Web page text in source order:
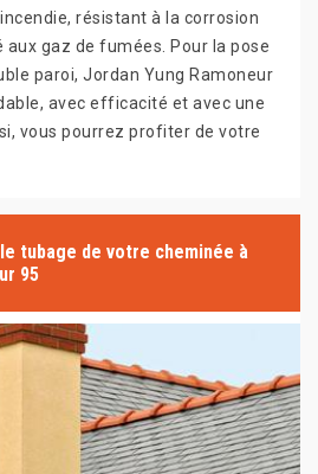
résistant à la corrosion
aux gaz de fumées. Pour la pose
paroi, Jordan Yung Ramoneur
avec efficacité et avec une
vous pourrez profiter de votre
tubage de votre cheminée à
95